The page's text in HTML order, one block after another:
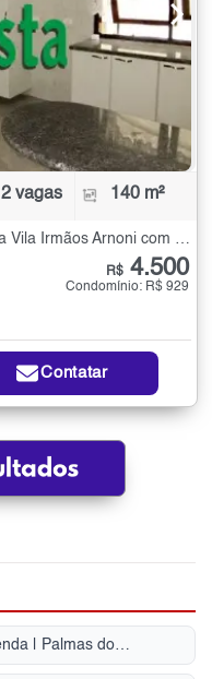
2 vagas 140 m²
R$ 4.500
Condomínio: R$ 929
Contatar
Casa Térrea com quintal para Venda | Palmas do Tremembé